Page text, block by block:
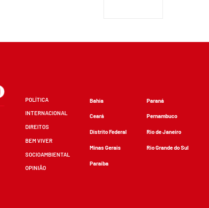
POLÍTICA
INTERNACIONAL
DIREITOS
BEM VIVER
SOCIOAMBIENTAL
OPINIÃO
Bahia
Ceará
Distrito Federal
Minas Gerais
Paraíba
Paraná
Pernambuco
Rio de Janeiro
Rio Grande do Sul